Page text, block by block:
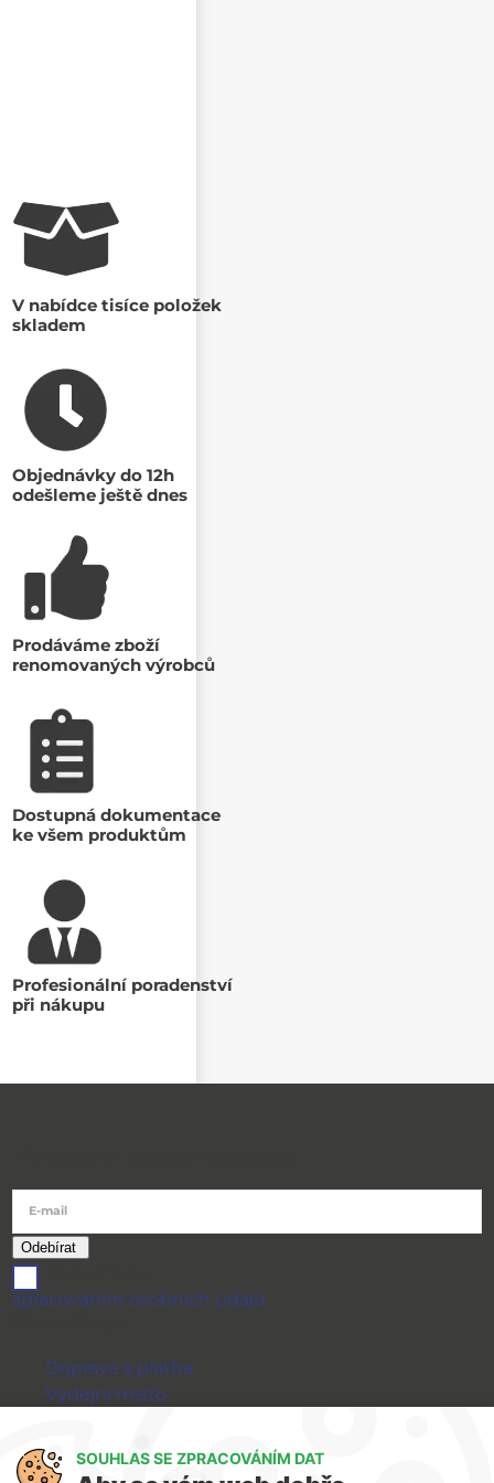
V nabídce tisíce položek
skladem
Objednávky do 12h
odešleme ještě dnes
Prodáváme zboží
renomovaných výrobců
Dostupná dokumentace
ke všem produktům
Profesionální poradenství
při nákupu
E-mail
zpracováním osobních údajů
Doprava a platba
Výdejní místo
GDPRSOUHLAS SE ZPRACOVÁNÍM DAT